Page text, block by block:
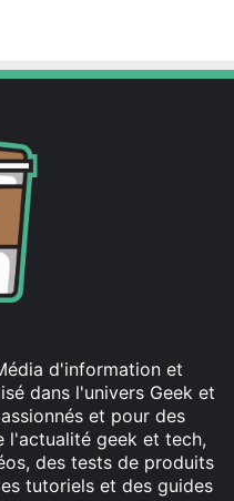
d'information et
dans l'univers Geek et
et pour des
l'actualité geek et tech,
des tests de produits
tutoriels et des guides